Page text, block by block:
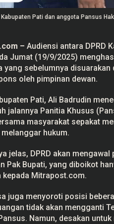
Kabupaten Pati dan anggota Pansus
– Audiensi antara DPRD
Jumat (19/9/2025)
yang sebelumnya disuarakan
oleh pimpinan dewan.
Pati, Ali Badrudin
jalannya Panitia Khusus
masyarakat sepakat
hukum.
jelas, DPRD akan
Pak Bupati, yang diboikot
kepada Mitrapost.com.
juga menyoroti posisi
tidak akan mengganti
Namun, desakan
Harta Kekayaan
menurut Data LHKPN
| 1 September 2025